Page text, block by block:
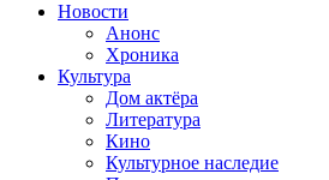
Новости
Анонс
Хроника
Культура
Дом актёра
Литература
Кино
Культурное наследие